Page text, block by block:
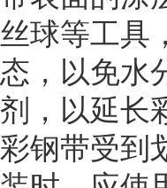
丝球等工具
态，以免水
剂，以延长
彩钢带受到